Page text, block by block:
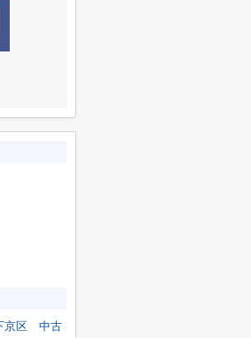
京区
中古